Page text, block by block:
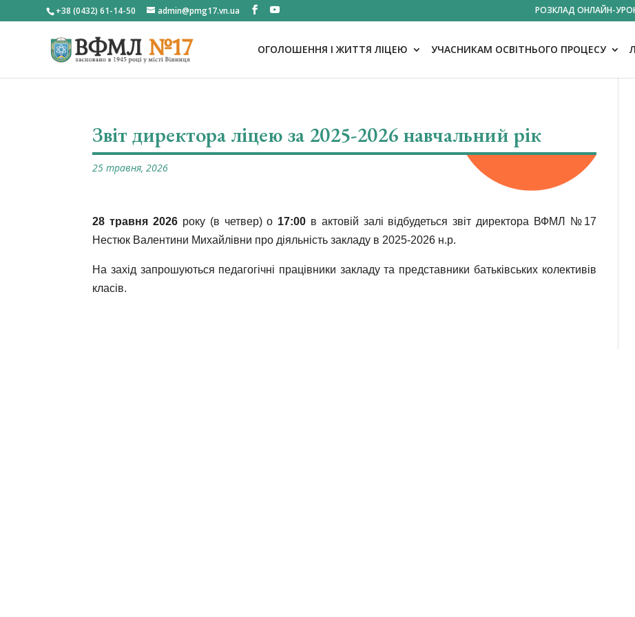
+38 (0432) 61-14-50 admin@pmg17.vn.ua РОЗКЛАД ОНЛАЙН-
ОГОЛОШЕННЯ І ЖИТТЯ ЛІЦЕЮ УЧАСНИКАМ ОСВІТНЬОГО ПРОЦЕСУ
Звіт директора ліцею за 2025-2026 навчальний рік
25 травня, 2026
28 травня 2026 року (в четвер) о 17:00 в актовій залі відбудеться звіт директора ВФМЛ №17
Нестюк Валентини Михайлівни про діяльність закладу в 2025-2026 н.р.
На захід запрошуються педагогічні працівники закладу та представники батьківських колективів
класів.